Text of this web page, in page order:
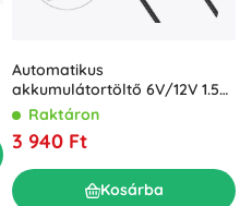
Automatikus
akkumulátortöltő 6V/12V 1.5A
LED jelzővel
Raktáron
3 940 Ft
Kosárba